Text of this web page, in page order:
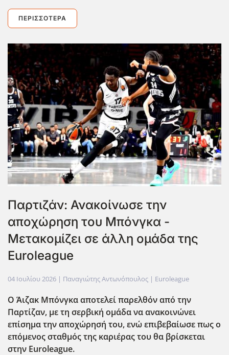
ΠΕΡΙΣΣΌΤΕΡΑ
Παρτιζάν: Ανακοίνωσε την
αποχώρηση του Μπόνγκα -
Μετακομίζει σε άλλη ομάδα της
Euroleague
04 Ιουλίου 2026 | Παναγιώτης Αντωνόπουλος | Euroleague
Ο Άιζακ Μπόνγκα αποτελεί παρελθόν από την
Παρτίζαν, με τη σερβική ομάδα να ανακοινώνει
επίσημα την αποχώρησή του, ενώ επιβεβαίωσε πως ο
επόμενος σταθμός της καριέρας του θα βρίσκεται
στην Euroleague.